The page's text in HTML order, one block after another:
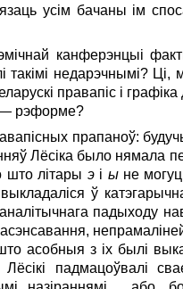
усім бачаны ім
канферэнцыі
недарэчнымі?
правапіс і
— рэформе?
прапаноў:
Лёсіка было
што літары эі ыне
ў
падыходу
асобныя з іх былі
падмацоўвалі